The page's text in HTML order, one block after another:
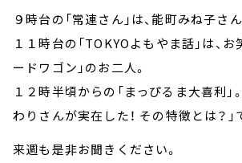
９時台の「常連さん」は、能町みね子さん
１１時台の「TOKYOよもやま話」は、お
ードワゴン」のお二人。
１２時半頃からの「まっぴるま大喜利」
わりさんが実在した！ その特徴とは？」
来週も是非お聞きください。